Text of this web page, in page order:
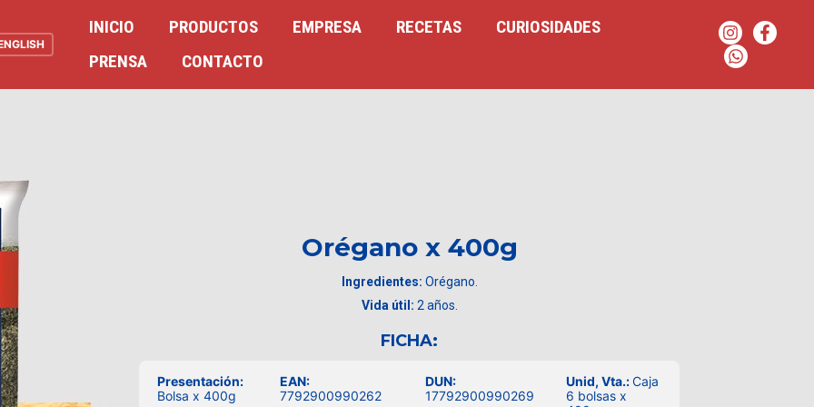
INICIO PRODUCTOS EMPRESA RECETAS
CURIOSIDADES
PRENSA
CONTACTO
Orégano x 400g
Ingredientes: Orégano.
Vida útil: 2 años.
FICHA:
Presentación:
Bolsa x 400g
EAN:
7792900990262
DUN:
17792900990269
Unid, Vta.:Caja
6 bolsas x